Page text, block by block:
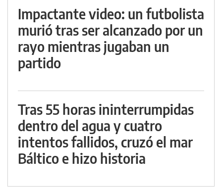
Impactante video: un futbolista
murió tras ser alcanzado por un
rayo mientras jugaban un
partido
Tras 55 horas ininterrumpidas
dentro del agua y cuatro
intentos fallidos, cruzó el mar
Báltico e hizo historia